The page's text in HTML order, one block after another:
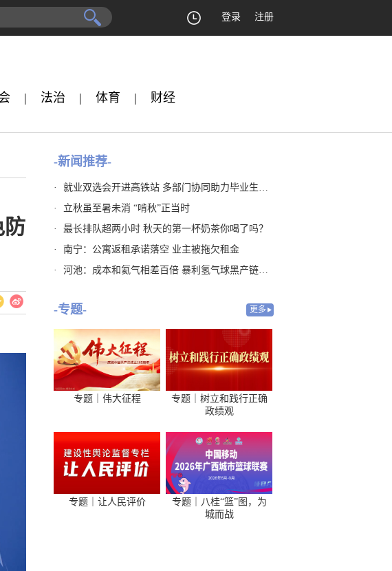
登录 注册
| 法治 | 体育 | 财经
防
-新闻推荐-
·
就业双选会开进高铁站 多部门协同助力毕业生就业
·
立秋虽至暑未消 “啃秋”正当时
·
最长排队超两小时 秋天的第一杯奶茶你喝了吗？
·
南宁：公寓返租承诺落空 业主被拖欠租金
·
河池：成本和氦气相差百倍 暴利氢气球黑产链隐藏20年
-专题- 更多
专题｜伟大征程
专题｜树立和践行正确
政绩观
专题｜让人民评价
专题｜八桂“篮”图，为
城而战